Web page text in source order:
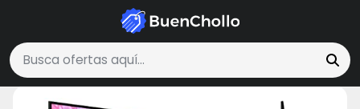
Buscar ofertas
Tecnología y ElectrónicaSamsung TV QLED 2023 50Q60C - Smart TV